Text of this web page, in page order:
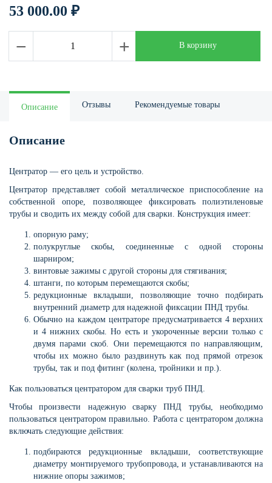
53 000.00 ₽
− + В корзину
Описание Отзывы Рекомендуемые товары
Описание
Центратор — его цель и устройство.
Центратор представляет собой металлическое приспособление на
собственной опоре, позволяющее фиксировать полиэтиленовые
трубы и сводить их между собой для сварки. Конструкция имеет:
опорную раму;
полукруглые скобы, соединенные с одной стороны
шарниром;
винтовые зажимы с другой стороны для стягивания;
штанги, по которым перемещаются скобы;
редукционные вкладыши, позволяющие точно подбирать
внутренний диаметр для надежной фиксации ПНД трубы.
Обычно на каждом центраторе предусматривается 4 верхних
и 4 нижних скобы. Но есть и укороченные версии только с
двумя парами скоб. Они перемещаются по направляющим,
чтобы их можно было раздвинуть как под прямой отрезок
трубы, так и под фитинг (колена, тройники и пр.).
Как пользоваться центратором для сварки труб ПНД.
Чтобы произвести надежную сварку ПНД трубы, необходимо
пользоваться центратором правильно. Работа с центратором должна
включать следующие действия:
подбираются редукционные вкладыши, соответствующие
диаметру монтируемого трубопровода, и устанавливаются на
нижние опоры зажимов;